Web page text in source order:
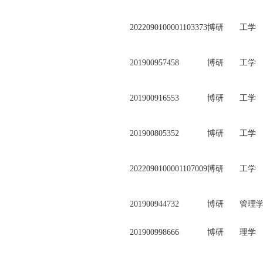
2022090100001103373博研 工学
201900957458 博研 工学
201900916553 博研 工学
201900805352 博研 工学
2022090100001107009博研 工学
201900944732 博研 管理
201900998666 博研 理学